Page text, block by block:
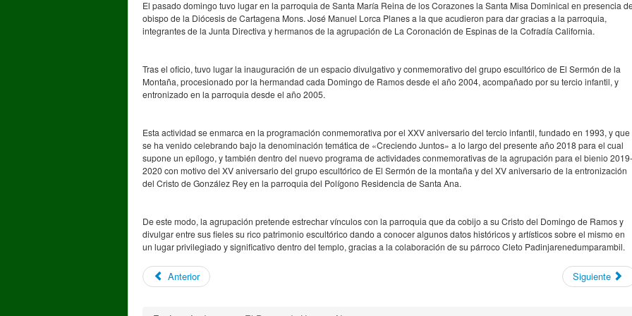
El pasado domingo tuvo lugar en la parroquia de Santa María Reina de los Corazones la Santa Misa Dominical en presencia
obispo de la Diócesis de Cartagena Mons. José Manuel Lorca Planes a la que acudieron para dar gracias a la parroquia,
integrantes de la Junta Directiva y hermanos de la agrupación de La Coronación de Espinas de la Cofradía California.
Tras el oficio, tuvo lugar la inauguración de un espacio divulgativo y conmemorativo del grupo escultórico de El Sermón de la
Montaña, procesionado por la hermandad cada Domingo de Ramos desde el año 2004, acompañado por su tercio infantil, y
entronizado en la parroquia desde el año 2005.
Esta actividad se enmarca en la programación conmemorativa por el XXV aniversario del tercio infantil, fundado en 1993, y que
se ha venido celebrando bajo la denominación temática de «Creciendo Juntos» a lo largo del presente año 2018 para el cual
supone un epílogo, y también dentro del nuevo programa de actividades conmemorativas de la agrupación para el bienio 2019-
2020 con motivo del XV aniversario del grupo escultórico de El Sermón de la montaña y del XV aniversario de la entronización
del Cristo de González Rey en la parroquia del Polígono Residencia de Santa Ana.
De este modo, la agrupación pretende estrechar vínculos con la parroquia que da cobijo a su Cristo del Domingo de Ramos y
divulgar entre sus fieles su rico patrimonio escultórico dando a conocer algunos datos históricos y artísticos sobre el mismo en
un lugar privilegiado y significativo dentro del templo, gracias a la colaboración de su párroco Cleto Padinjarenedumparambil.
Anterior Siguiente